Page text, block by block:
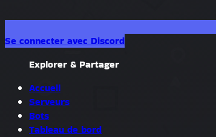
Se connecter avec Discord
Explorer & Partager
Accueil
Serveurs
Bots
Tableau de bord